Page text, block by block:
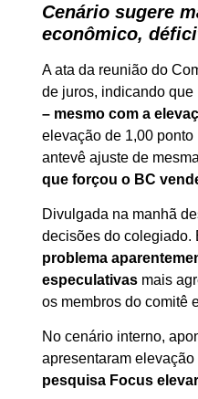
Cenário sugere
econômico,
A ata da reunião do
de juros, indicando
– mesmo com a
elevação de 1,00
antevê ajuste de
que forçou o BC
Divulgada na manhã
decisões do colegiado.
problema
especulativas mais
os membros do comitê
No cenário interno,
apresentaram
pesquisa Focus